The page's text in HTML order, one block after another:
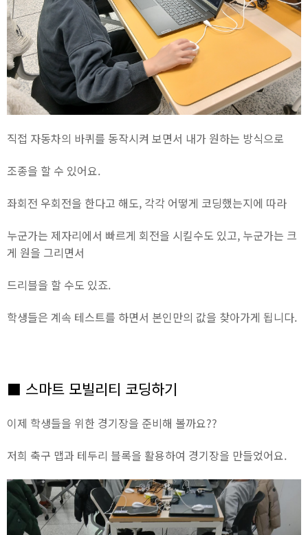
직접 자동차의 바퀴를 동작시켜 보면서 내가 원하는 방식으로
조종을 할 수 있어요.
좌회전 우회전을 한다고 해도, 각각 어떻게 코딩했는지에 따라
누군가는 제자리에서 빠르게 회전을 시킬수도 있고, 누군가는 크
게 원을 그리면서
드리블을 할 수도 있죠.
학생들은 계속 테스트를 하면서 본인만의 값을 찾아가게 됩니다.
■ 스마트 모빌리티 코딩하기
이제 학생들을 위한 경기장을 준비해 볼까요??
저희 축구 맵과 테두리 블록을 활용하여 경기장을 만들었어요.